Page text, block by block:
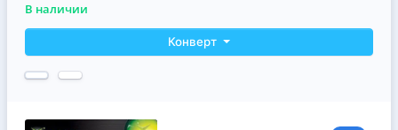
В наличии
Конверт